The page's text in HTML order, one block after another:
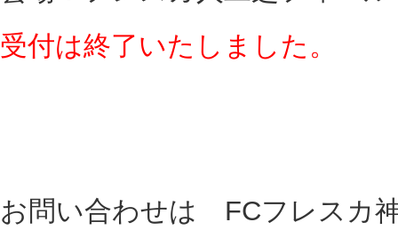
受付は終了いたしました。
お問い合わせは FCフレスカ